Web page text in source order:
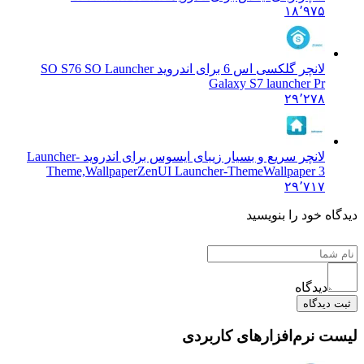
۱۸٬۹۷۵
لانچر گلکسی اس 6 برای اندروید SO S7
6 SO Launcher
Galaxy S7 launcher Pr
۲۹٬۲۷۸
لانچر سریع و بسیار زیبای ایسوس برای اندروید Launcher-
Theme,Wallpaper ZenUI Launcher-ThemeWallpaper 3
۲۹٬۷۱۷
خود را بنویسید
نرم‌افزارهای کاربردی